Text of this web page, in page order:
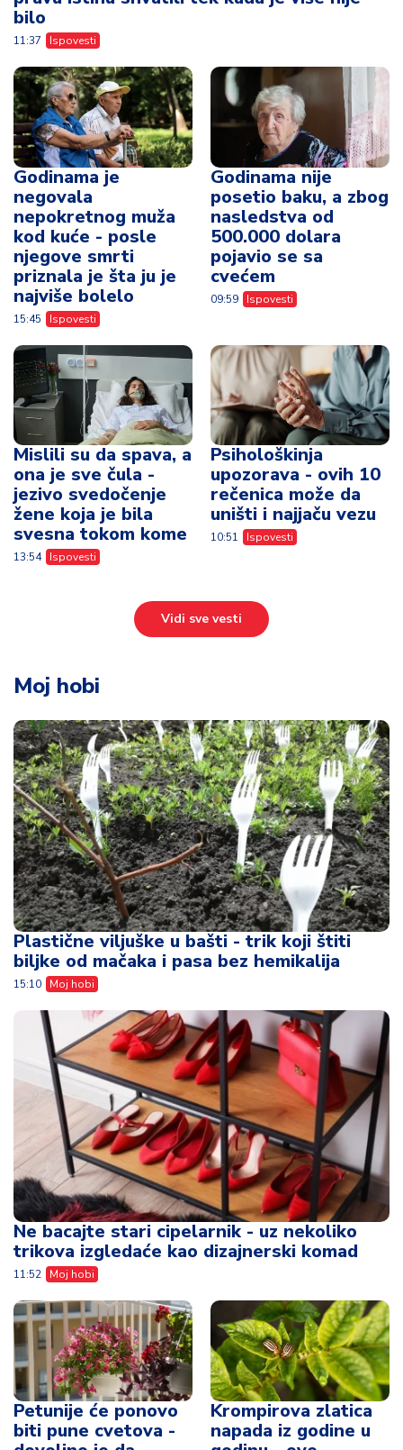
bilo
11:37 Ispovesti
Godinama je
negovala
nepokretnog muža
kod kuće - posle
njegove smrti
priznala je šta ju je
najviše bolelo
15:45 Ispovesti
Godinama nije
posetio baku, a zbog
nasledstva od
500.000 dolara
pojavio se sa
cvećem
09:59 Ispovesti
Mislili su da spava, a
ona je sve čula -
jezivo svedočenje
žene koja je bila
svesna tokom kome
13:54 Ispovesti
Psihološkinja
upozorava - ovih 10
rečenica može da
uništi i najjaču vezu
10:51 Ispovesti
Vidi sve vesti
Moj hobi
Plastične viljuške u bašti - trik koji štiti
biljke od mačaka i pasa bez hemikalija
15:10 Moj hobi
Ne bacajte stari cipelarnik - uz nekoliko
trikova izgledaće kao dizajnerski komad
11:52 Moj hobi
Petunije će ponovo
biti pune cvetova -
Krompirova zlatica
napada iz godine u